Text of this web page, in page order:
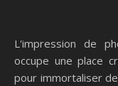
L'impression de photos et de produits personnalisés
occupe une place
pour immortaliser